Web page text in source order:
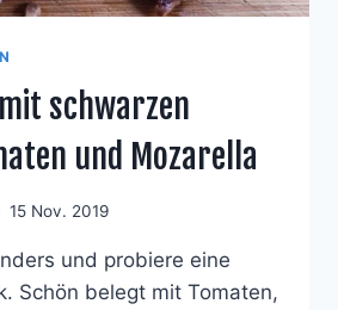
schwarzen
und Mozarella
15 Nov. 2019
und probiere eine
Schön belegt mit Tomaten,